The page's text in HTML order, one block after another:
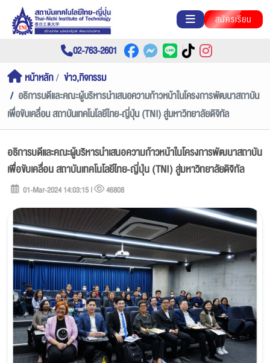
สมัครเรียน
02-763-2601
หน้าหลัก
ข่าว,กิจกรรม
อธิการบดีและคณะผู้บริหารนำเสนอความก้าวหน้าในโครงการพัฒนาสถาบัน
เพื่อขับเคลื่อน สถาบันเทคโนโลยีไทย-ญี่ปุ่น (TNI) สู่มหาวิทยาลัยดิจิทัล
อธิการบดีและคณะผู้บริหารนำเสนอความก้าวหน้าในโครงการพัฒนาสถาบัน
เพื่อขับเคลื่อน สถาบันเทคโนโลยีไทย-ญี่ปุ่น (TNI) สู่มหาวิทยาลัยดิจิทัล
01-Mar-2024 14:03:15 | 46808